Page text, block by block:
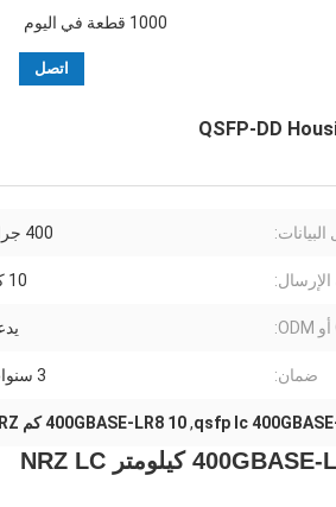
1000 قطعة في اليوم
اتصل
QSFP-DD
400 جرام
10 كم
ضمان: 3 سنوات
,400GBASE-LR8 10 كم NRZ
جهاز الإرسال والاستقبال البصري QSFP-DD الإسكان 400GBASE-LR8 10 كيلومتر NRZ LC